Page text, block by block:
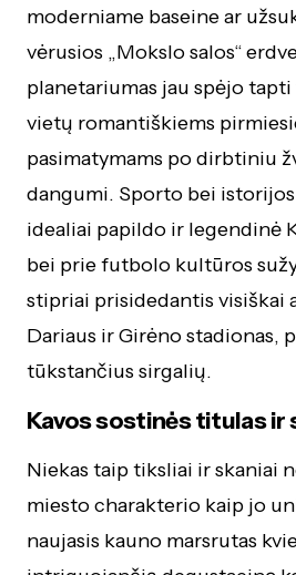
moderniame baseine ar
vėrusios „Mokslo salos“
planetariumas jau spėjo
vietų romantiškiems
pasimatymams po dirbtiniu
dangumi. Sporto bei
idealiai papildo ir legendinė
bei prie futbolo kultūros
stipriai prisidedantis visiškai
Dariaus ir Girėno stadionas,
tūkstančius sirgalių.
Kavos sostinės titulas ir
Niekas taip tiksliai ir skaniai
miesto charakterio kaip jo
naujasis kauno marsrutas